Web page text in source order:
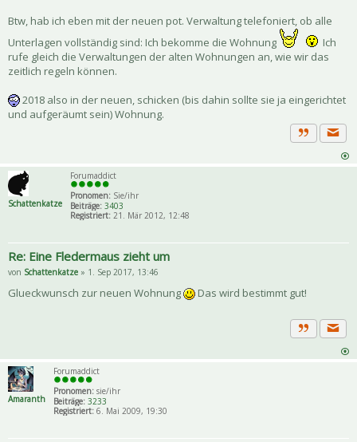
Btw, hab ich eben mit der neuen pot. Verwaltung telefoniert, ob alle
Unterlagen vollständig sind: Ich bekomme die Wohnung
Ich
rufe gleich die Verwaltungen der alten Wohnungen an, wie wir das
zeitlich regeln können.
2018 also in der neuen, schicken (bis dahin sollte sie ja eingerichtet
und aufgeräumt sein) Wohnung.
Zitat
Schattenkatze
Forumaddict
Pronomen: Sie/ihr
Beiträge: 3403
Registriert: 21. Mär 2012, 12:48
Re: Eine Fledermaus zieht um
von Schattenkatze » 1. Sep 2017, 13:46
Glueckwunsch zur neuen Wohnung Das wird bestimmt gut!
Zitat
Amaranth
Forumaddict
Pronomen: sie/ihr
Beiträge: 3233
Registriert: 6. Mai 2009, 19:30